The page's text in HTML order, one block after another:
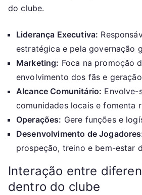
do clube.
Liderança Executiva:
estratégica e pela governação
Marketing: Foca na promoção
envolvimento dos fãs e
Alcance Comunitário: Envolve-
comunidades locais e fomenta
Operações: Gere funções e
Desenvolvimento de
prospeção, treino e bem-estar
Interação entre
dentro do clube